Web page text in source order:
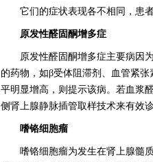
它们的症状表现各不相同，患者
原发性醛固酮增多症
原发性醛固酮增多症主要病因为
的药物，如β受体阻滞剂、血管紧
平明显增高，则提示该病。若血浆
侧肾上腺静脉插管取样技术来有效诊
嗜铬细胞瘤
嗜铬细胞瘤为发生在肾上腺髓质